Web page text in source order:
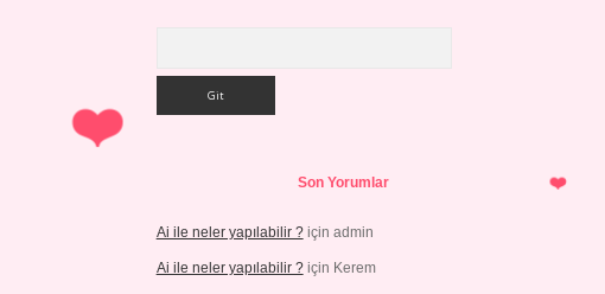
Son Yorumlar
Ai ile neler yapılabilir ?için admin
Ai ile neler yapılabilir ?için Kerem